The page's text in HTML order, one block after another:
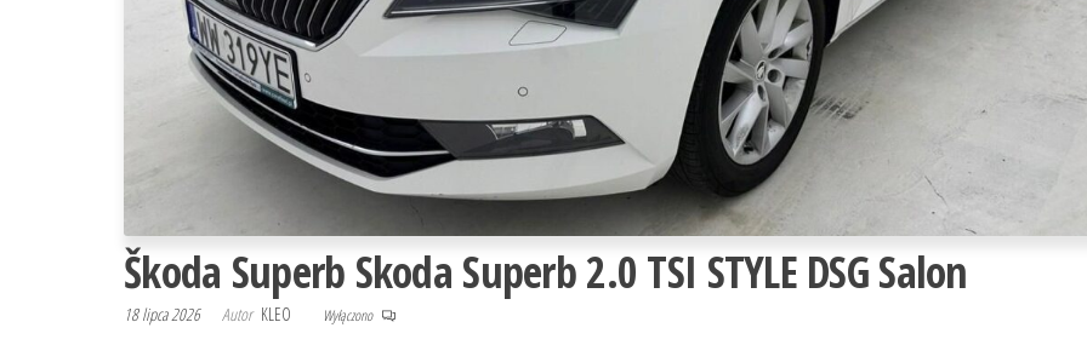
Škoda Superb Skoda Superb 2.0 TSI STYLE DSG Salon
18 lipca 2026 Autor KLEO Wyłączono